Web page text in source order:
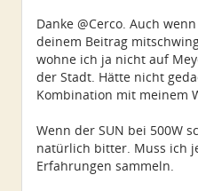
Dabei seit:
07 / 2022
Danke @Cerco. Auch
deinem Beitrag
wohne ich ja nicht auf
der Stadt. Hätte nicht
Kombination mit meinem
Wenn der SUN bei 500W
natürlich bitter. Muss ich
Erfahrungen sammeln.